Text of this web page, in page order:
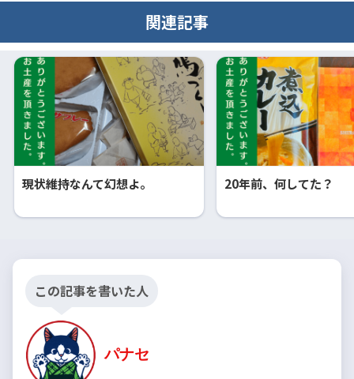
関連記事
現状維持なんて幻想よ。 20年前、何してた？
この記事を書いた人
パナセ